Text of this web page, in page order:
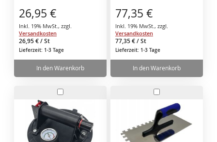
26,95 €
Inkl. 19% MwSt. , zzgl.
Versandkosten
26,95 €/ St
Lieferzeit: 1-3 Tage
In den Warenkorb
68 mm
Diamantlochsäge Set in
Aluminiumbox geeignet
für Stein und
Keramikfliesen
77,35 €
Inkl. 19% MwSt. , zzgl.
Versandkosten
77,35 €/ St
Lieferzeit: 1-3 Tage
In den Warenkorb
In
Warenkorb
In
Warenkorb